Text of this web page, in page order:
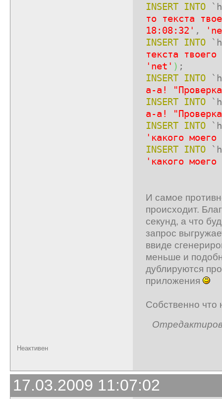
INSERT INTO
то текста
18:08:32' ,
INSERT INTO
текста
'net' ) ;
INSERT INTO
а-а!
INSERT INTO
а-а!
INSERT INTO
'какого моего
INSERT INTO
'какого моего
И самое
происходит.
секунд, а что
запрос
ввиде
меньше и
дублируются
приложения
Собственно что
Неактивен
17.03.2009 11:07:02